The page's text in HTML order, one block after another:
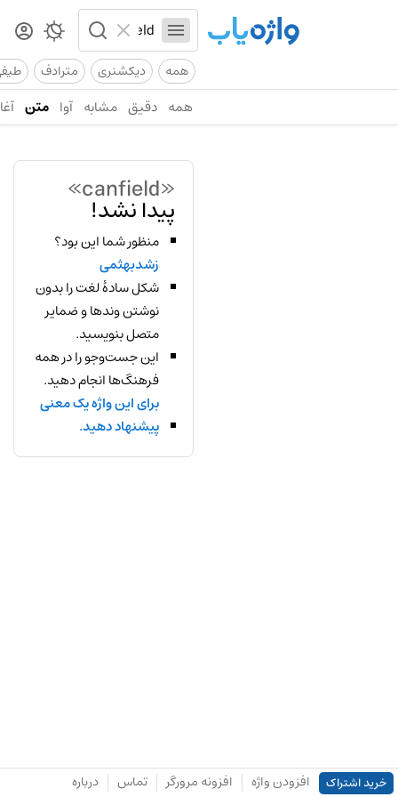
همه دیکشنری مترادف
همه دقیق مشابه آوا متن
«canfield»
پیدا نشد!
منظور شما این بود؟
زشدبهثمی
شکل سادهٔ لغت را بدون
نوشتن وندها و ضمایر
متصل بنویسید.
این جست‌وجو را در همه
فرهنگ‌ها انجام دهید.
برای این واژه یک معنی
پیشنهاد دهید.
خرید اشتراک افزودن واژه افزونه مرورگر تماس درباره